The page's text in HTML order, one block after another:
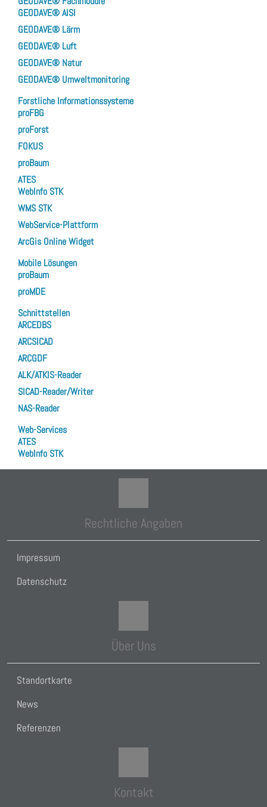
GEODAVE® AISI
GEODAVE® Lärm
GEODAVE® Luft
GEODAVE® Natur
GEODAVE® Umweltmonitoring
Forstliche Informationssysteme
proFBG
proForst
FOKUS
proBaum
ATES
WebInfo STK
WMS STK
WebService-Plattform
ArcGis Online Widget
Mobile Lösungen
proBaum
proMDE
Schnittstellen
ARCEDBS
ARCSICAD
ARCGDF
ALK/ATKIS-Reader
SICAD-Reader/Writer
NAS-Reader
Web-Services
ATES
WebInfo STK
Rechtliche Angaben
Impressum
Datenschutz
Über Uns
Standortkarte
News
Referenzen
Kontakt